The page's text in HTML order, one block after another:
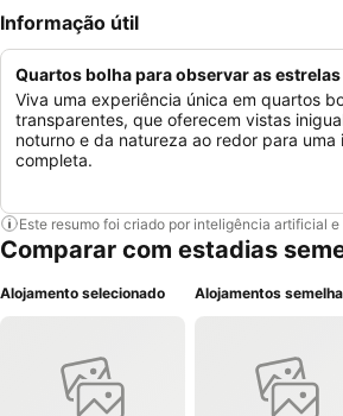
Informação útil
Quartos bolha para observar as estrelas
Viva uma experiência única em quartos
transparentes, que oferecem vistas
noturno e da natureza ao redor para uma
completa.
Este resumo foi criado por inteligência artificial
Comparar com estadias
Alojamento selecionado Alojamentos